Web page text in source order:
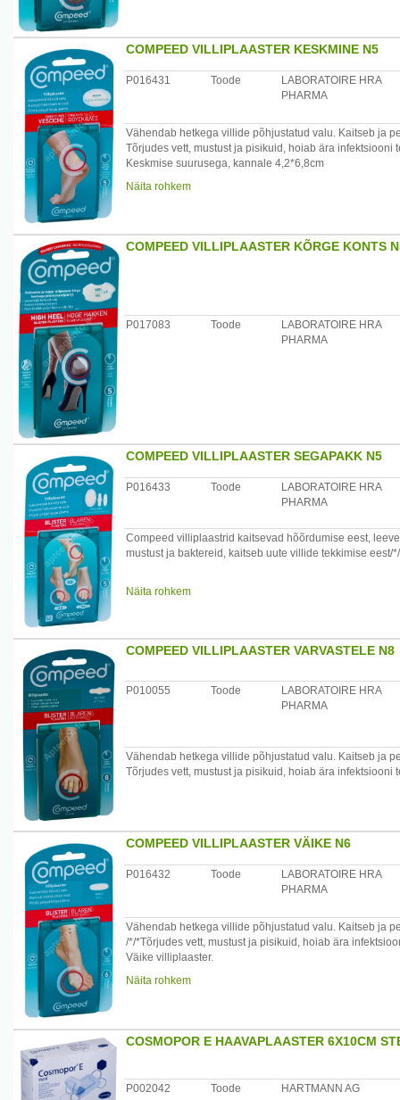
COMPEED VILLIPLAASTER KESKMINE N5
P016431 Toode
LABORATOIRE HRA
PHARMA
Vähendab hetkega villide põhjustatud valu. Kaitseb ja
Tõrjudes vett, mustust ja pisikuid, hoiab ära infektsiooni
Keskmise suurusega, kannale 4,2*6,8cm
Näita rohkem
COMPEED VILLIPLAASTER KÕRGE KONTS
P017083 Toode
LABORATOIRE HRA
PHARMA
COMPEED VILLIPLAASTER SEGAPAKK N5
P016433 Toode
LABORATOIRE HRA
PHARMA
Compeed villiplaastrid kaitsevad hõõrdumise eest,
mustust ja baktereid, kaitseb uute villide tekkimise eest/
seniks, kuni see ise ära tuleb.
Näita rohkem
COMPEED VILLIPLAASTER VARVASTELE N8
P010055 Toode
LABORATOIRE HRA
PHARMA
Vähendab hetkega villide põhjustatud valu. Kaitseb ja
Tõrjudes vett, mustust ja pisikuid, hoiab ära infektsiooni
COMPEED VILLIPLAASTER VÄIKE N6
P016432 Toode
LABORATOIRE HRA
PHARMA
Vähendab hetkega villide põhjustatud valu. Kaitseb ja
/*/*Tõrjudes vett, mustust ja pisikuid, hoiab ära
Väike villiplaaster.
Maaletooja: AS Kodupaber, Tammsaare tee118B Tallinn
Näita rohkem
COSMOPOR E HAAVAPLAASTER 6X10CM
P002042 Toode HARTMANN AG